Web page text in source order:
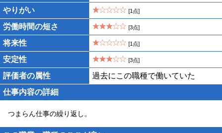
やりがい [1点]
労働時間の短さ [3点]
将来性 [1点]
安定性 [3点]
評価者の属性
過去にこの職種で働いていた
仕事内容の詳細
つまらん仕事の繰り返し。